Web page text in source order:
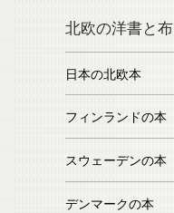
北欧の洋書と布
日本の北欧本
フィンランドの本
スウェーデンの本
デンマークの本